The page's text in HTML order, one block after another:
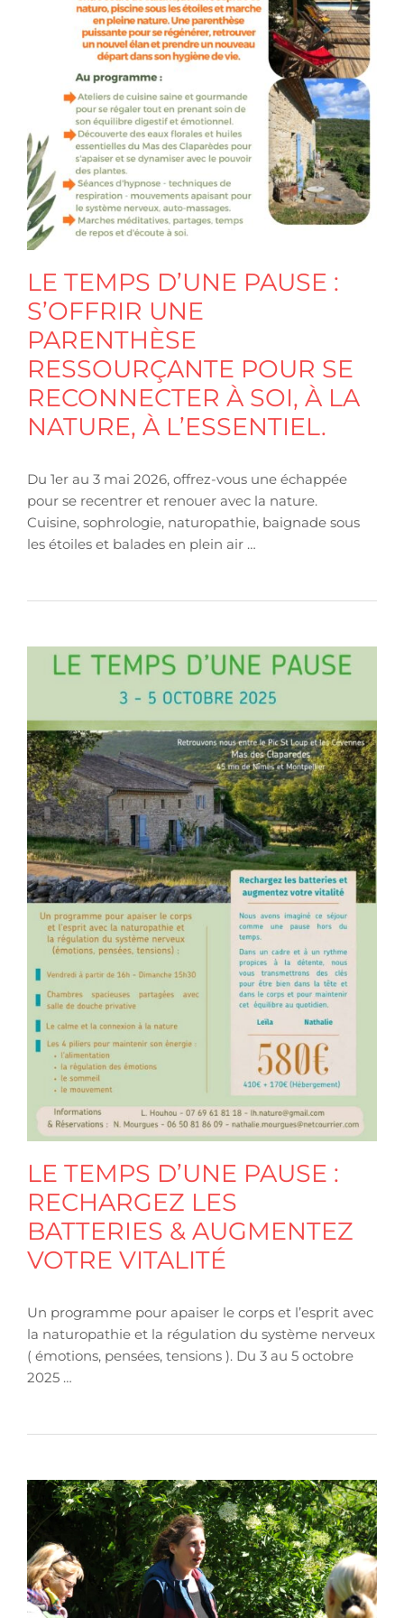
LE TEMPS D’UNE PAUSE :
S’OFFRIR UNE
PARENTHÈSE
RESSOURÇANTE POUR SE
RECONNECTER À SOI, À LA
NATURE, À L’ESSENTIEL.
Du 1er au 3 mai 2026, offrez-vous une échappée
pour se recentrer et renouer avec la nature.
Cuisine, sophrologie, naturopathie, baignade sous
les étoiles et balades en plein air …
LE TEMPS D’UNE PAUSE :
RECHARGEZ LES
BATTERIES & AUGMENTEZ
VOTRE VITALITÉ
Un programme pour apaiser le corps et l’esprit avec
la naturopathie et la régulation du système nerveux
( émotions, pensées, tensions ). Du 3 au 5 octobre
2025 …